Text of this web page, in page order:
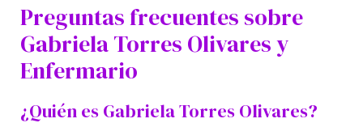
Preguntas frecuentes sobre
Gabriela Torres Olivares y
Enfermario
¿Quién es Gabriela Torres Olivares?